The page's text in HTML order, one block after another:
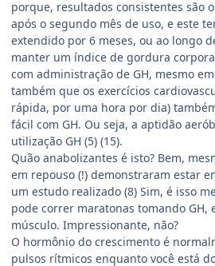
porque, resultados consistentes são
após o segundo mês de uso, e este
extendido por 6 meses, ou ao longo
manter um índice de gordura
com administração de GH, mesmo
também que os exercícios
rápida, por uma hora por dia)
fácil com GH. Ou seja, a aptidão
utilização GH (5) (15).
Quão anabolizantes é isto? Bem,
em repouso (!) demonstraram estar
um estudo realizado (8) Sim, é isso
pode correr maratonas tomando
músculo. Impressionante, não?
O hormônio do crescimento é
pulsos rítmicos enquanto você está